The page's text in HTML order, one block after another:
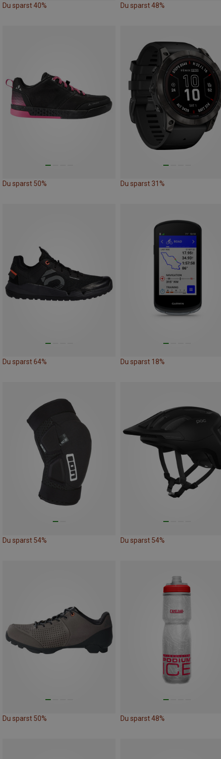
Du sparst 40% Du sparst 48%
Du sparst 50% Du sparst 31%
Du sparst 64% Du sparst 18%
Du sparst 54% Du sparst 54%
Du sparst 50% Du sparst 48%